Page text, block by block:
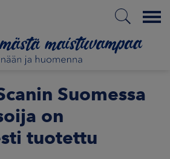
Menu
Suomessa
on
tuotettu